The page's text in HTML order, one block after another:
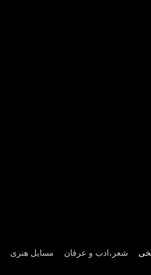
مسايل هنری شعر،ادب و عرفان